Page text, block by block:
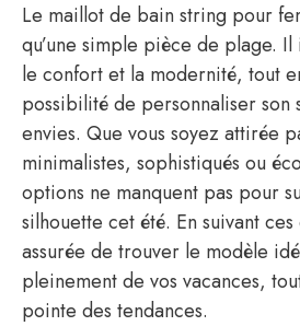
Le maillot de bain string pour
qu’une simple pièce de plage. Il
le confort et la modernité, tout
possibilité de personnaliser son
envies. Que vous soyez attirée
minimalistes, sophistiqués ou
options ne manquent pas pour
silhouette cet été. En suivant
assurée de trouver le modèle
pleinement de vos vacances,
pointe des tendances.